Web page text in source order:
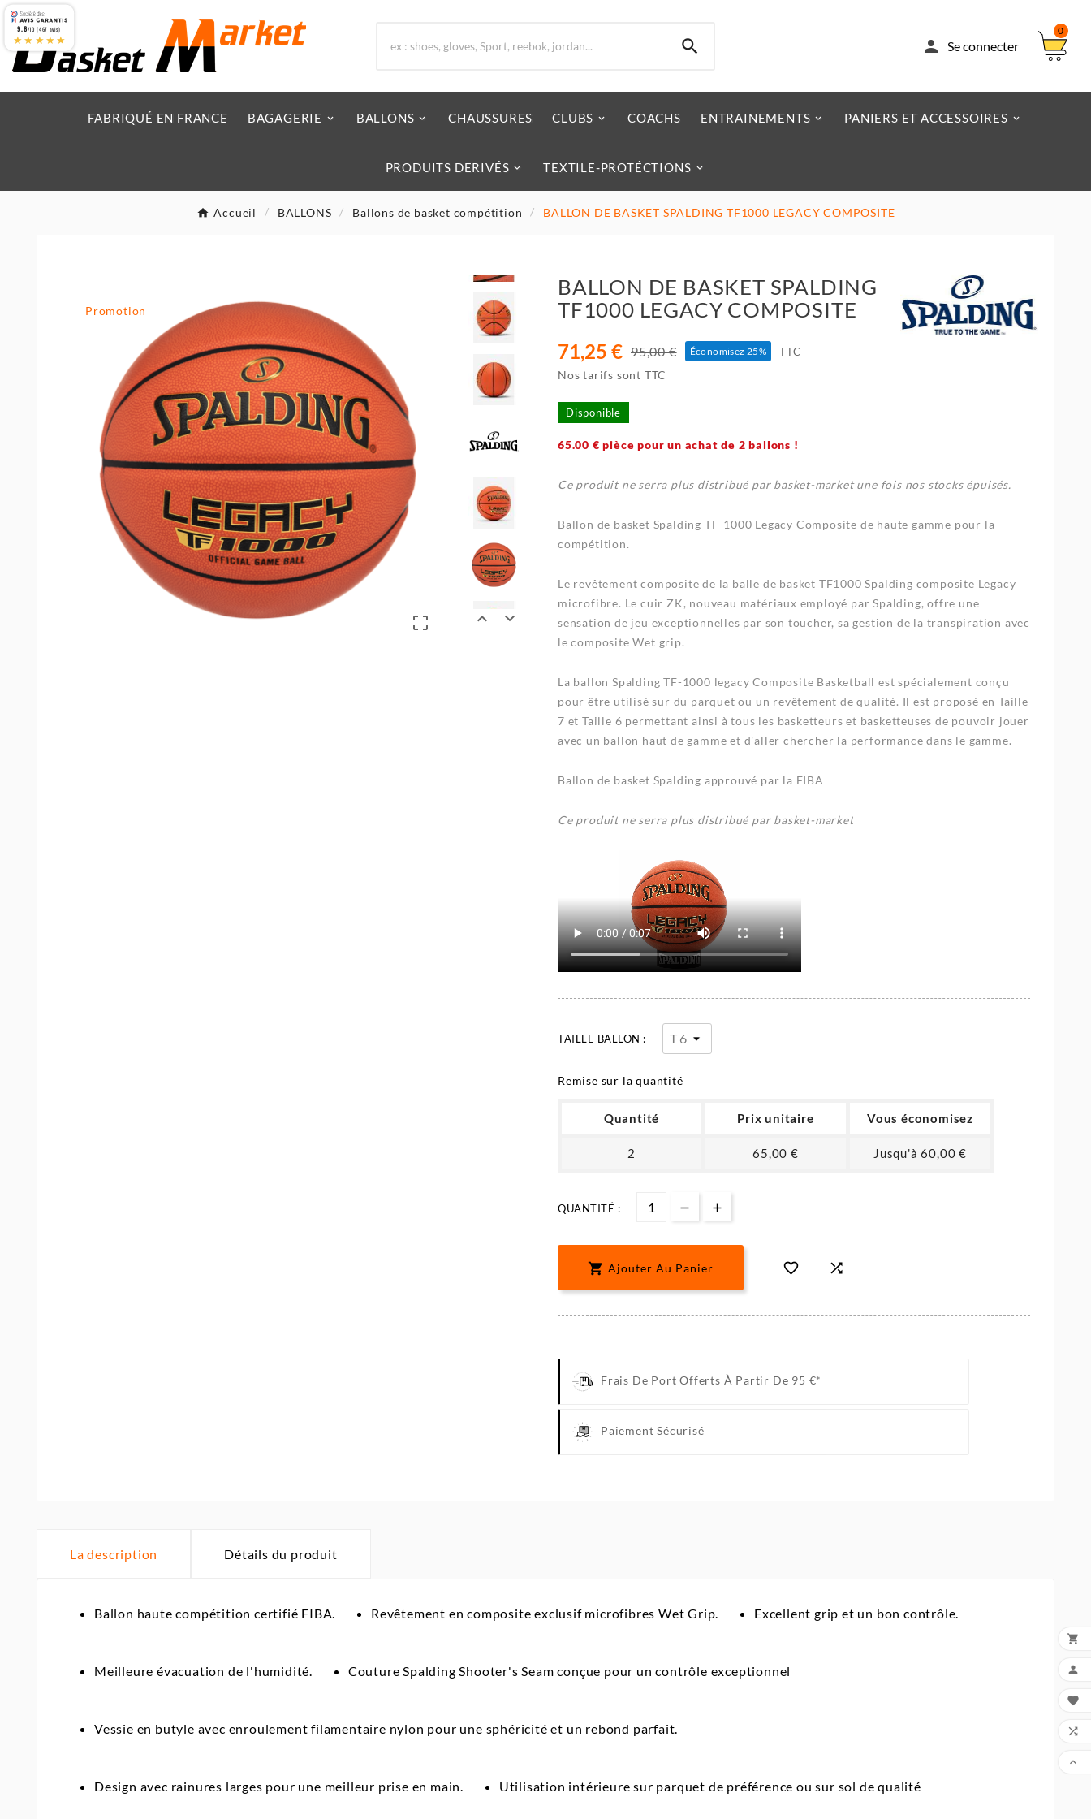
  Se connecter
0
FABRIQUÉ EN FRANCE BAGAGERIE BALLONS CHAUSSURES CLUBS COACHS ENTRAINEMENTS PANIERS ET ACCESSOIRES
PRODUITS DERIVÉS TEXTILE-PROTÉCTIONS
Accueil BALLONS Ballons de basket compétition BALLON DE BASKET SPALDING TF1000 LEGACY COMPOSITE
Promotion
  
BALLON DE BASKET SPALDING
TF1000 LEGACY COMPOSITE
71,25 € 95,00 € Économisez 25% TTC
Nos tarifs sont TTC
Disponible
65.00 € pièce pour un achat de 2 ballons !
Ce produit ne serra plus distribué par basket-market une fois nos stocks épuisés.
Ballon de basket Spalding TF-1000 Legacy Composite de haute gamme pour la
compétition.
Le revêtement composite de la balle de basket TF1000 Spalding composite Legacy
microfibre. Le cuir ZK, nouveau matériaux employé par Spalding, offre une
sensation de jeu exceptionnelles par son toucher, sa gestion de la transpiration avec
le composite Wet grip.
La ballon Spalding TF-1000 legacy Composite Basketball est spécialement conçu
pour être utilisé sur du parquet ou un revêtement de qualité. Il est proposé en Taille
7 et Taille 6 permettant ainsi à tous les basketteurs et basketteuses de pouvoir jouer
avec un ballon haut de gamme et d'aller chercher la performance dans le gamme.
Ballon de basket Spalding approuvé par la FIBA
Ce produit ne serra plus distribué par basket-market
TAILLE BALLON :
Remise sur la quantité
Quantité Prix unitaire Vous économisez
2 65,00 € Jusqu'à 60,00 €
QUANTITÉ :
 Ajouter Au Panier  
Frais De Port Offerts À Partir De 95 €*
Paiement Sécurisé
La description Détails du produit
Ballon haute compétition certifié FIBA. Revêtement en composite exclusif microfibres Wet Grip. Excellent grip et un bon contrôle.
Meilleure évacuation de l'humidité. Couture Spalding Shooter's Seam conçue pour un contrôle exceptionnel
Vessie en butyle avec enroulement filamentaire nylon pour une sphéricité et un rebond parfait.
Design avec rainures larges pour une meilleur prise en main. Utilisation intérieure sur parquet de préférence ou sur sol de qualité





9.6/10 (467 avis)
★★★★★